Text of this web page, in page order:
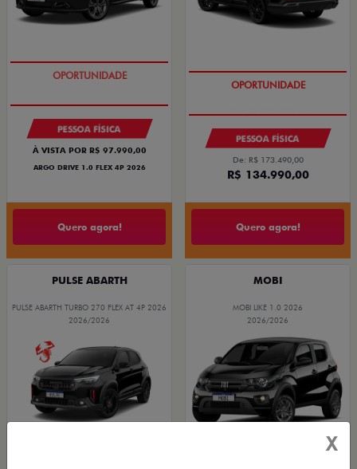
BÔNUS DE 6 MIL REAIS
PESSOA FÍSICA
À VISTA POR R$ 97.990,00
ARGO DRIVE 1.0 FLEX 4P 2026
Quero agora!
PREÇO IMPERDÍVEL
PESSOA FÍSICA
De: R$ 173.490,00
R$ 134.990,00
Quero agora!
PULSE ABARTH
PULSE ABARTH TURBO 270 FLEX AT 4P 2026
2026/2026
MOBI
MOBI LIKE 1.0 2026
2026/2026
X